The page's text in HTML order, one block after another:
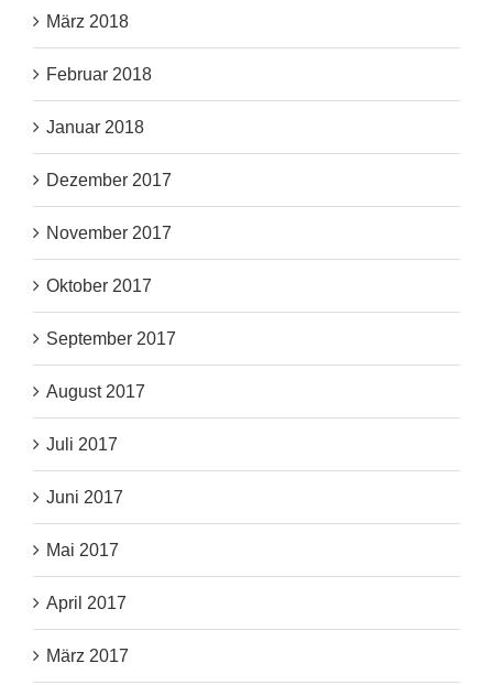
März 2018
Februar 2018
Januar 2018
Dezember 2017
November 2017
Oktober 2017
September 2017
August 2017
Juli 2017
Juni 2017
Mai 2017
April 2017
März 2017